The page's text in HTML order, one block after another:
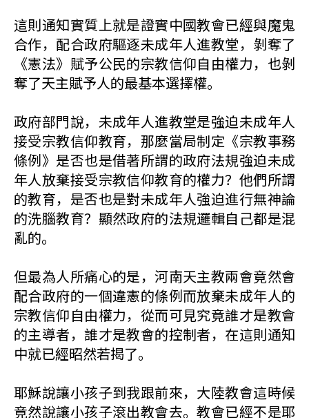
這則通知實質上就是證實中國教會已經與魔鬼
合作，配合政府驅逐未成年人進教堂，剝奪了
《憲法》賦予公民的宗教信仰自由權力，也剝
奪了天主賦予人的最基本選擇權。
政府部門說，未成年人進教堂是強迫未成年人
接受宗教信仰教育，那麼當局制定《宗教事務
條例》是否也是借著所謂的政府法規強迫未成
年人放棄接受宗教信仰教育的權力？他們所謂
的教育，是否也是對未成年人強迫進行無神論
的洗腦教育？顯然政府的法規邏輯自己都是混
亂的。
但最為人所痛心的是，河南天主教兩會竟然會
配合政府的一個違憲的條例而放棄未成年人的
宗教信仰自由權力，從而可見究竟誰才是教會
的主導者，誰才是教會的控制者，在這則通知
中就已經昭然若揭了。
耶穌說讓小孩子到我跟前來，大陸教會這時候
竟然說讓小孩子滾出教會去。教會已經不是耶